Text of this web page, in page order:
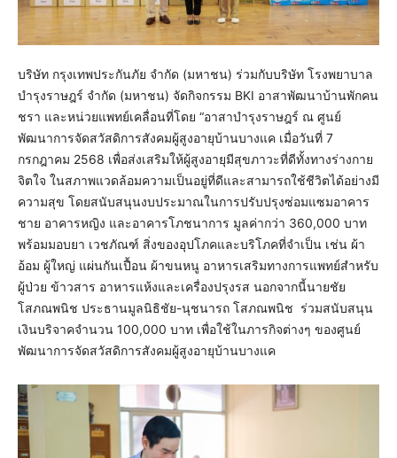
บริษัท กรุงเทพประกันภัย จำกัด (มหาชน) ร่วมกับบริษัท โรงพยาบาล
บำรุงราษฎร์ จำกัด (มหาชน) จัดกิจกรรม BKI อาสาพัฒนาบ้านพักคน
ชรา และหน่วยแพทย์เคลื่อนที่โดย “อาสาบำรุงราษฎร์ ณ ศูนย์
พัฒนาการจัดสวัสดิการสังคมผู้สูงอายุบ้านบางแค เมื่อวันที่ 7
กรกฎาคม 2568 เพื่อส่งเสริมให้ผู้สูงอายุมีสุขภาวะที่ดีทั้งทางร่างกาย
จิตใจ ในสภาพแวดล้อมความเป็นอยู่ที่ดีและสามารถใช้ชีวิตได้อย่างมี
ความสุข โดยสนับสนุนงบประมาณในการปรับปรุงซ่อมแซมอาคาร
ชาย อาคารหญิง และอาคารโภชนาการ มูลค่ากว่า 360,000 บาท
พร้อมมอบยา เวชภัณฑ์ สิ่งของอุปโภคและบริโภคที่จำเป็น เช่น ผ้า
อ้อม ผู้ใหญ่ แผ่นกันเปื้อน ผ้าขนหนู อาหารเสริมทางการแพทย์สำหรับ
ผู้ป่วย ข้าวสาร อาหารแห้งและเครื่องปรุงรส นอกจากนี้นายชัย
โสภณพนิช ประธานมูลนิธิชัย-นุชนารถ โสภณพนิช ร่วมสนับสนุน
เงินบริจาคจำนวน 100,000 บาท เพื่อใช้ในภารกิจต่างๆ ของศูนย์
พัฒนาการจัดสวัสดิการสังคมผู้สูงอายุบ้านบางแค